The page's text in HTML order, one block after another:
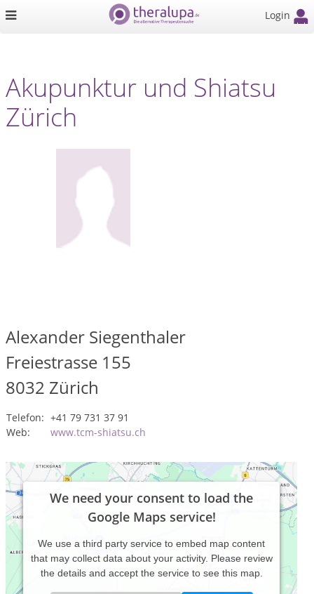
Login
Akupunktur und Shiatsu
Zürich
Alexander Siegenthaler
Freiestrasse 155
8032 Zürich
Telefon: +41 79 731 37 91
Web:
www.tcm-shiatsu.ch
We need your consent to load the
Google Maps service!
We use a third party service to embed map content
that may collect data about your activity. Please review
the details and accept the service to see this map.